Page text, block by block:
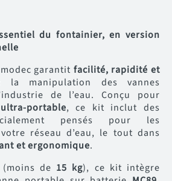
du fontainier, en version
garantit facilité, rapidité et
manipulation des vannes
de l’eau. Conçu pour
portable, ce kit inclut des
pensés pour les
réseau d’eau, le tout dans
et ergonomique.
de 15 kg), ce kit intègre